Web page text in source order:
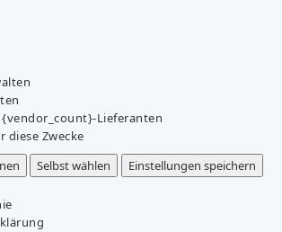
Lieferanten
diese Zwecke
Selbst wählen
Einstellungen speichern